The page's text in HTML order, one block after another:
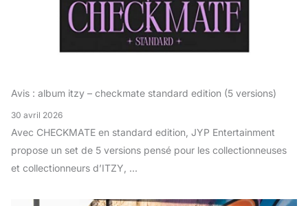
Avis : album itzy – checkmate standard edition (5 versions)
30 avril 2026
Avec CHECKMATE en standard edition, JYP Entertainment
propose un set de 5 versions pensé pour les collectionneuses
et collectionneurs d’ITZY, ...